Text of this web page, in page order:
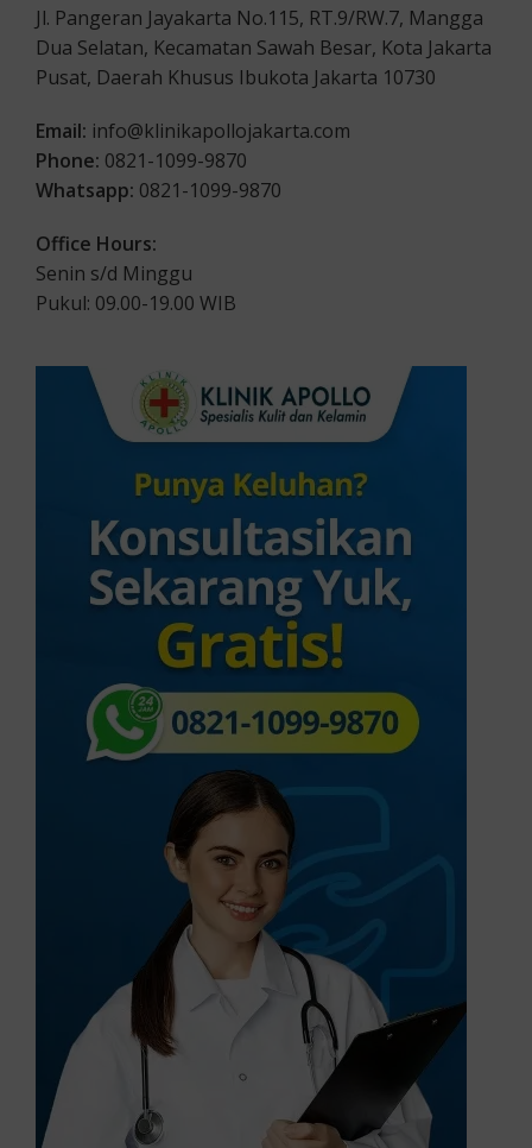
Jl. Pangeran Jayakarta No.115, RT.9/RW.7, Mangga
Dua Selatan, Kecamatan Sawah Besar, Kota Jakarta
Pusat, Daerah Khusus Ibukota Jakarta 10730
Email: info@klinikapollojakarta.com
Phone: 0821-1099-9870
Whatsapp: 0821-1099-9870
Office Hours:
Senin s/d Minggu
Pukul: 09.00-19.00 WIB